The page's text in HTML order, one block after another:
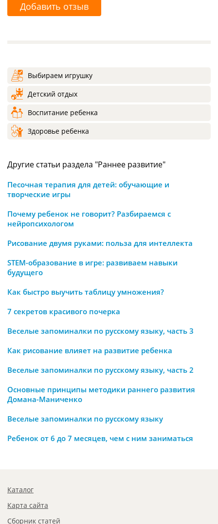
Добавить отзыв
Выбираем игрушку
Детский отдых
Воспитание ребенка
Здоровье ребенка
Другие статьи раздела "Раннее развитие"
Песочная терапия для детей: обучающие и
творческие игры
Почему ребенок не говорит? Разбираемся с
нейропсихологом
Рисование двумя руками: польза для интеллекта
STEM-образование в игре: развиваем навыки
будущего
Как быстро выучить таблицу умножения?
7 секретов красивого почерка
Веселые запоминалки по русскому языку, часть 3
Как рисование влияет на развитие ребенка
Веселые запоминалки по русскому языку, часть 2
Основные принципы методики раннего развития
Домана-Маниченко
Веселые запоминалки по русскому языку
Ребенок от 6 до 7 месяцев, чем с ним заниматься
Каталог
Карта сайта
Сборник статей